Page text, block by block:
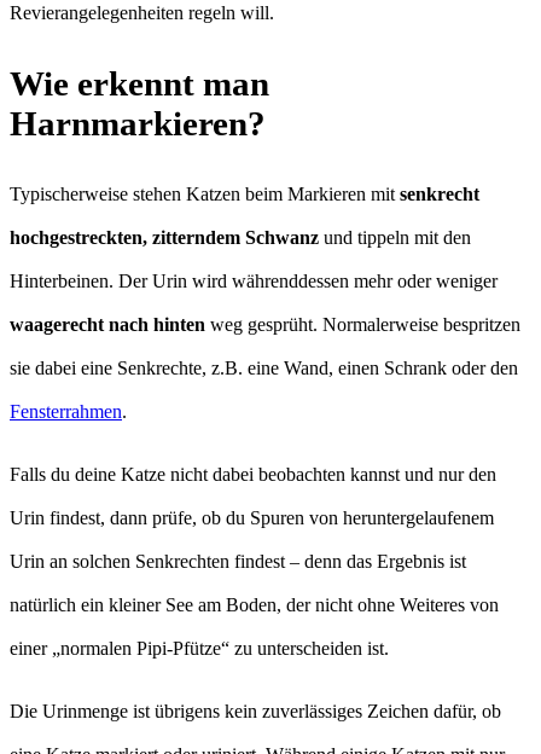
Revierangelegenheiten regeln will.
Wie erkennt man
Harnmarkieren?
Typischerweise stehen Katzen beim Markieren mit senkrecht
hochgestreckten, zitterndem Schwanz und tippeln mit den
Hinterbeinen. Der Urin wird währenddessen mehr oder weniger
waagerecht nach hinten weg gesprüht. Normalerweise bespritzen
sie dabei eine Senkrechte, z.B. eine Wand, einen Schrank oder den
Fensterrahmen.
Falls du deine Katze nicht dabei beobachten kannst und nur den
Urin findest, dann prüfe, ob du Spuren von heruntergelaufenem
Urin an solchen Senkrechten findest – denn das Ergebnis ist
natürlich ein kleiner See am Boden, der nicht ohne Weiteres von
einer „normalen Pipi-Pfütze“ zu unterscheiden ist.
Die Urinmenge ist übrigens kein zuverlässiges Zeichen dafür, ob